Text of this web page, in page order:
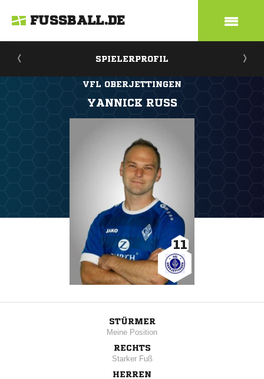
FUSSBALL.DE
SPIELERPROFIL
VFL OBERJETTINGEN
YANNICK RUSS
11
STÜRMER
Meine Position
RECHTS
Starker Fuß
HERREN